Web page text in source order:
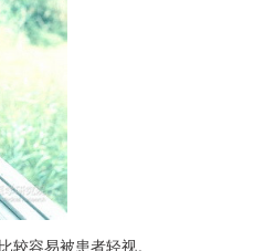
容易被患者轻视。